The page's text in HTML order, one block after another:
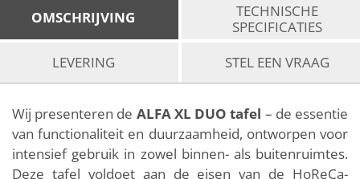
OMSCHRIJVING
TECHNISCHE
SPECIFICATIES
LEVERING
STEL EEN VRAAG
Wij presenteren de ALFA XL DUO tafel – de essentie
van functionaliteit en duurzaamheid, ontworpen voor
intensief gebruik in zowel binnen- als buitenruimtes.
Deze tafel voldoet aan de eisen van de HoReCa-